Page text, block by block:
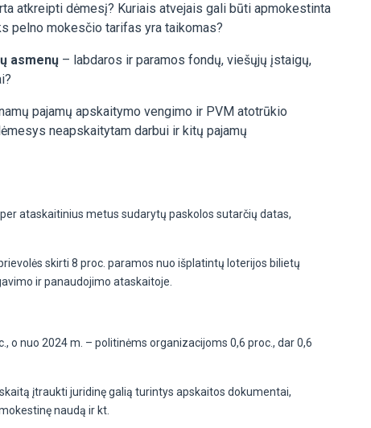
atkreipti dėmesį? Kuriais atvejais gali būti apmokestinta
pelno mokesčio tarifas yra taikomas?
asmenų – labdaros ir paramos fondų, viešųjų įstaigų,
pajamų apskaitymo vengimo ir PVM atotrūkio
neapskaitytam darbui ir kitų pajamų
ataskaitinius metus sudarytų paskolos sutarčių datas,
skirti 8 proc. paramos nuo išplatintų loterijos bilietų
ir panaudojimo ataskaitoje.
o nuo 2024 m. – politinėms organizacijoms 0,6 proc., dar 0,6
įtraukti juridinę galią turintys apskaitos dokumentai,
naudą ir kt.